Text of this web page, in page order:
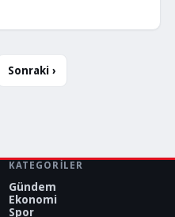
Sonraki ›
KATEGORILER
Gündem
Ekonomi
Spor